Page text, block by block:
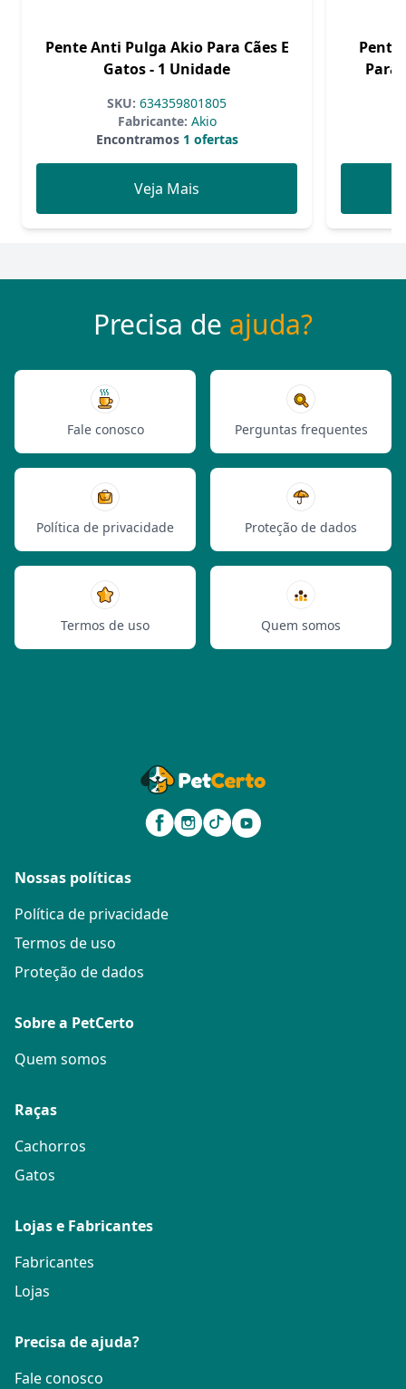
Pente Anti Pulga Akio Para Cães E
Gatos - 1 Unidade
SKU: 634359801805
Fabricante: Akio
Encontramos1 ofertas
Veja Mais
Pente
Para
Precisa de ajuda?
Fale conosco Perguntas frequentes
Política de privacidade Proteção de dados
Termos de uso Quem somos
Nossas políticas
Política de privacidade
Termos de uso
Proteção de dados
Sobre a PetCerto
Quem somos
Raças
Cachorros
Gatos
Lojas e Fabricantes
Fabricantes
Lojas
Precisa de ajuda?
Fale conosco